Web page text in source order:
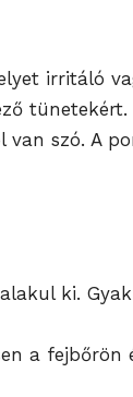
irritáló
szó. A
ki.
a